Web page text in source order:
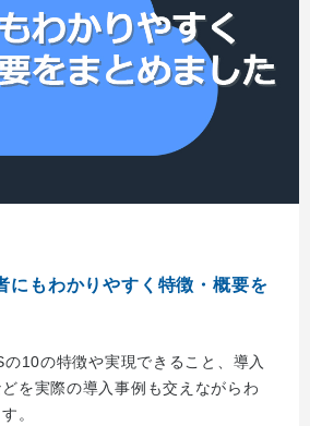
にもわかりやすく特徴・概要を
10の特徴や実現できること、導入
を実際の導入事例も交えながらわ
。